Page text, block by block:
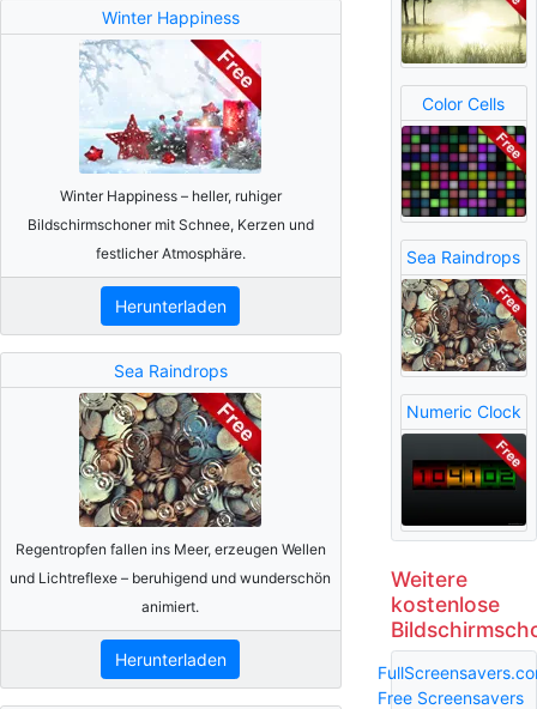
Winter Happiness
Winter Happiness – heller, ruhiger
Bildschirmschoner mit Schnee, Kerzen und
festlicher Atmosphäre.
Herunterladen
Sea Raindrops
Regentropfen fallen ins Meer, erzeugen Wellen
und Lichtreflexe – beruhigend und wunderschön
animiert.
Herunterladen
Color Cells
Sea Raindrops
Numeric Clock
Weitere
kostenlose
Free Screensavers